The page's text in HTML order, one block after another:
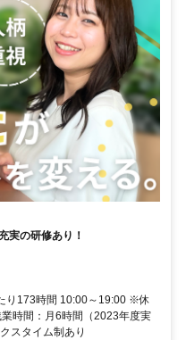
実の研修あり！
り173時間 10:00～19:00 ※休
時間：月6時間（2023年度実
スタイム制あり